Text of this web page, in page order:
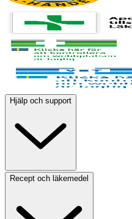
Hjälp och support
Recept och läkemedel